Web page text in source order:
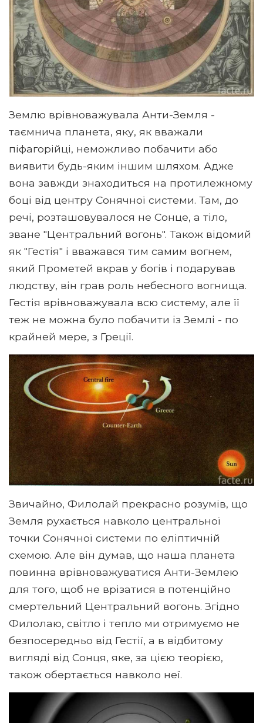
Землю врівноважувала Анти-Земля - ​​
таємнича планета, яку, як вважали
піфагорійці, неможливо побачити або
виявити будь-яким іншим шляхом. Адже
вона завжди знаходиться на протилежному
боці від центру Сонячної системи. Там, до
речі, розташовувалося не Сонце, а тіло,
зване "Центральний вогонь". Також відомий
як "Гестія" і вважався тим самим вогнем,
який Прометей вкрав у богів і подарував
людству, він грав роль небесного вогнища.
Гестія врівноважувала всю систему, але її
теж не можна було побачити із Землі - по
крайней мере, з Греції.
Звичайно, Филолай прекрасно розумів, що
Земля рухається навколо центральної
точки Сонячної системи по еліптичній
схемою. Але він думав, що наша планета
повинна врівноважуватися Анти-Землею
для того, щоб не врізатися в потенційно
смертельний Центральний вогонь. Згідно
Филолаю, світло і тепло ми отримуємо не
безпосередньо від Гестії, а в відбитому
вигляді від Сонця, яке, за цією теорією,
також обертається навколо неї.